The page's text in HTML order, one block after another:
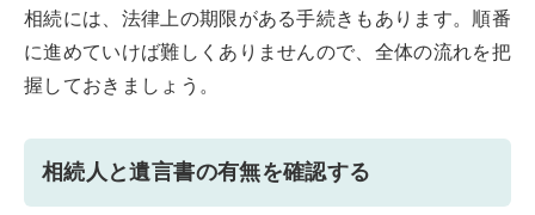
相続には、法律上の期限がある手続きもあります。順番
に進めていけば難しくありませんので、全体の流れを把
握しておきましょう。
相続人と遺言書の有無を確認する